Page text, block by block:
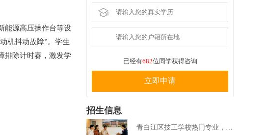
已经有682位同学获得咨询
立即申请
招生信息
能源高压操作台等设
机抖动故障”。学生
排除计时赛，激发学